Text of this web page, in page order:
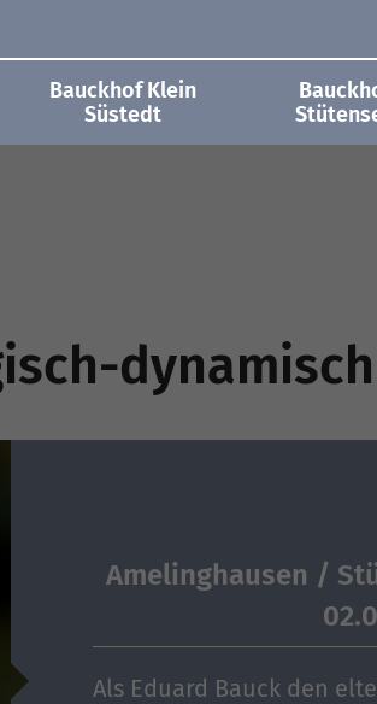
dynamisch
Amelinghausen /
Als Eduard Bauck den
Bauckhof Klein
Süstedt